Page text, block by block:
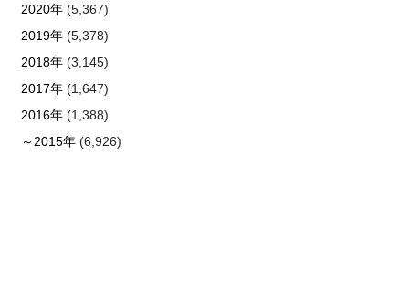
2020年(5,367)
2019年(5,378)
2018年(3,145)
2017年(1,647)
2016年(1,388)
～2015年(6,926)